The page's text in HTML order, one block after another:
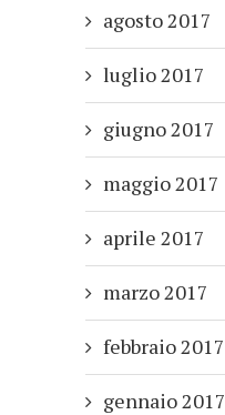
agosto 2017
luglio 2017
giugno 2017
maggio 2017
aprile 2017
marzo 2017
febbraio 2017
gennaio 2017